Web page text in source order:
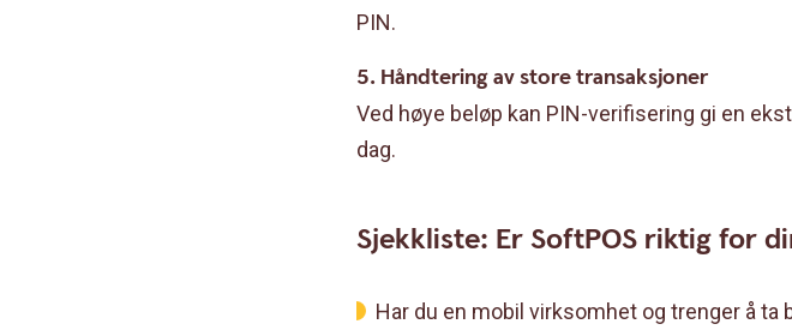
PIN.
5. Håndtering av store transaksjoner
Ved høye beløp kan PIN-verifisering gi en
dag.
Sjekkliste: Er SoftPOS riktig for
Har du en mobil virksomhet og trenger å ta